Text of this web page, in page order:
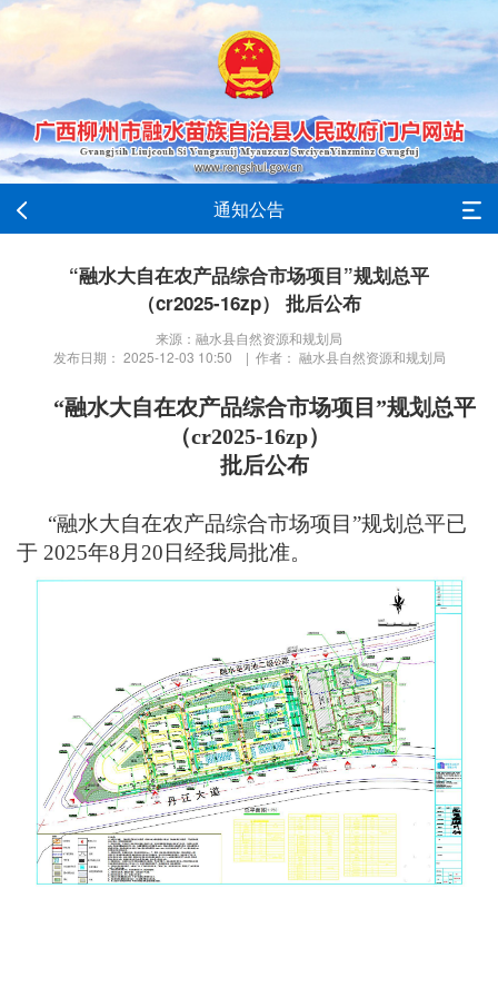
通知公告
“融水大自在农产品综合市场项目”规划总平
（cr2025-16zp） 批后公布
来源：融水县自然资源和规划局
发布日期： 2025-12-03 10:50 | 作者： 融水县自然资源和规划局
“融水大自在农产品综合市场项目”规划总平
（cr2025-16zp）
批后公布
“融水大自在农产品综合市场项目”规划总平已
于 2025年8月20日经我局批准。